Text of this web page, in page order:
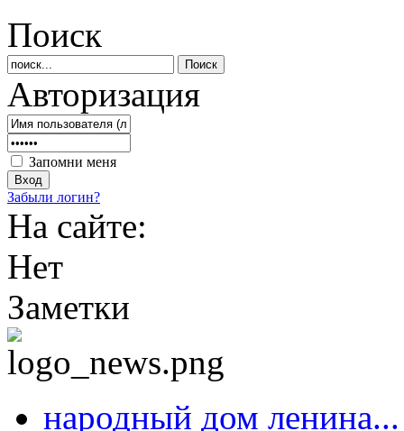
Поиск
Авторизация
Запомни меня
Забыли логин?
На сайте:
Нет
Заметки
народный дом ленина...